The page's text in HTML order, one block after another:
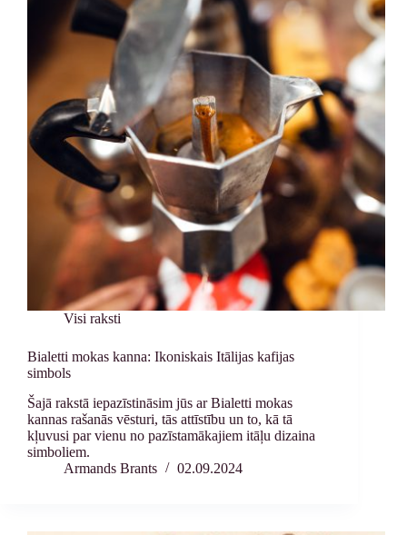
Visi raksti
Bialetti mokas kanna: Ikoniskais Itālijas kafijas
simbols
Šajā rakstā iepazīstināsim jūs ar Bialetti mokas
kannas rašanās vēsturi, tās attīstību un to, kā tā
kļuvusi par vienu no pazīstamākajiem itāļu dizaina
simboliem.
Armands Brants
02.09.2024